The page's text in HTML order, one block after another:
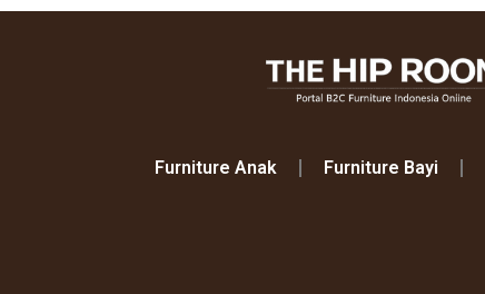
Furniture Anak Furniture Bayi